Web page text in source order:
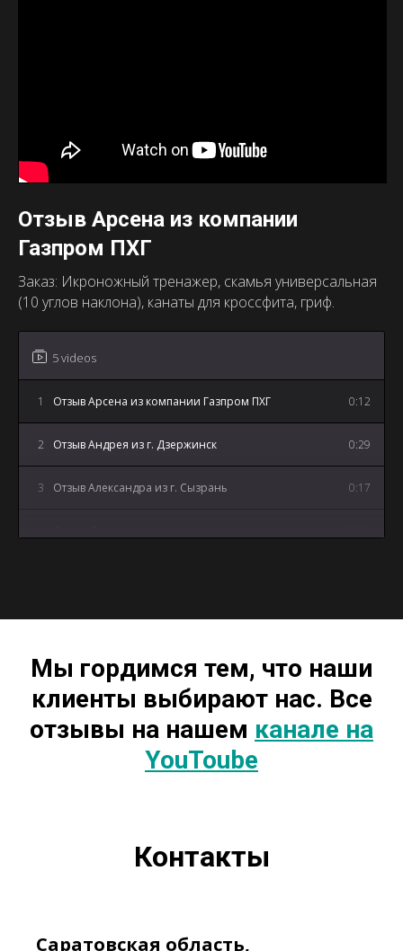
5 videos
1 Отзыв Арсена из компании Газпром ПХГ 0:12
2 Отзыв Андрея из г. Дзержинск 0:29
3 Отзыв Александра из г. Сызрань 0:17
Отзыв Арсена из компании
Газпром ПХГ
Заказ: Икроножный тренажер, скамья универсальная
(10 углов наклона), канаты для кроссфита, гриф.
Мы гордимся тем, что наши
клиенты выбирают нас. Все
отзывы на нашем канале на
YouToube
Контакты
Саратовская область,